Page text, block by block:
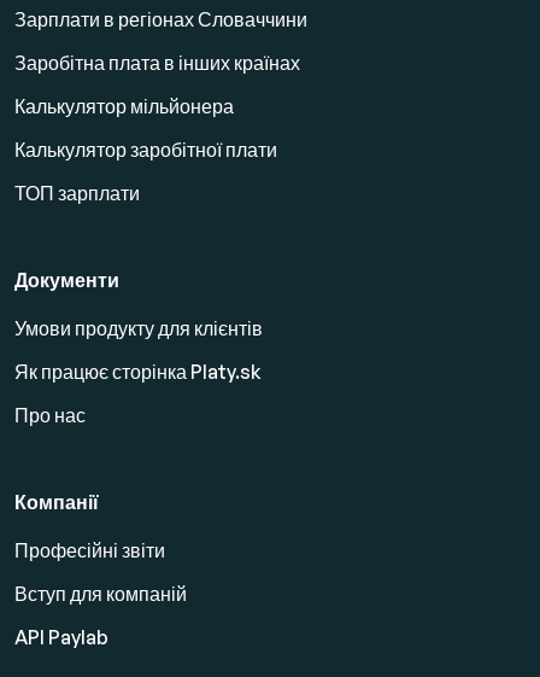
Зарплати в регіонах Словаччини
Заробітна плата в інших країнах
Калькулятор мільйонера
Калькулятор заробітної плати
ТОП зарплати
Документи
Умови продукту для клієнтів
Як працює сторінка Platy.sk
Про нас
Компанії
Професійні звіти
Вступ для компаній
API Paylab